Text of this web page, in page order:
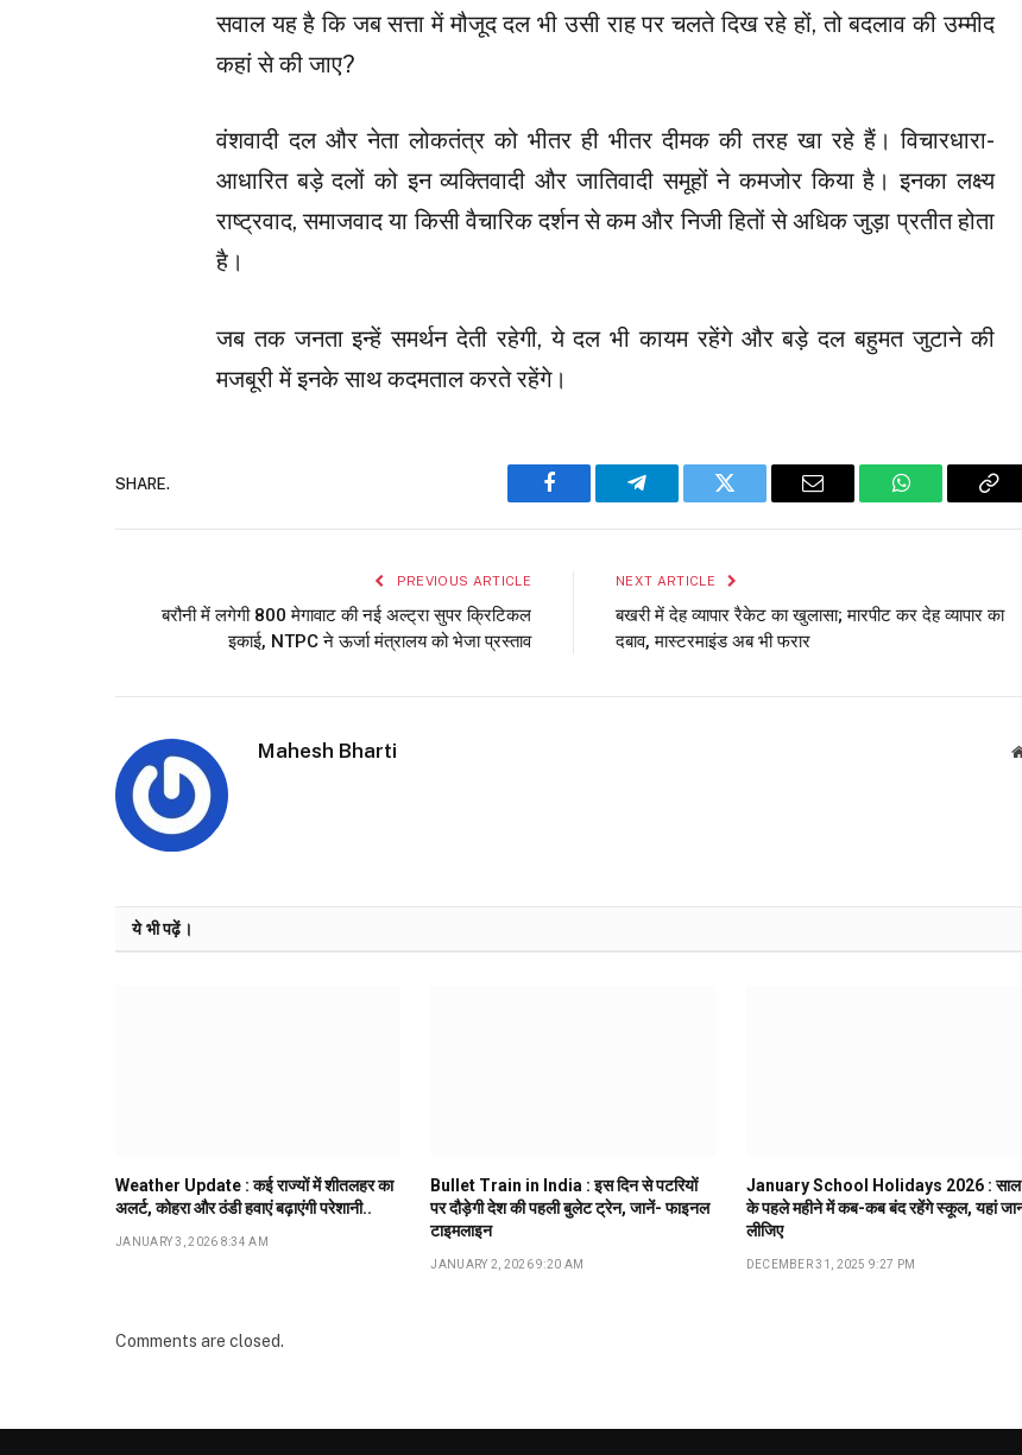
सवाल यह है कि जब सत्ता में मौजूद दल भी उसी राह पर चलते दिख रहे हों, तो बदलाव की उम्मीद
कहां से की जाए?
वंशवादी दल और नेता लोकतंत्र को भीतर ही भीतर दीमक की तरह खा रहे हैं। विचारधारा-
आधारित बड़े दलों को इन व्यक्तिवादी और जातिवादी समूहों ने कमजोर किया है। इनका लक्ष्य
राष्ट्रवाद, समाजवाद या किसी वैचारिक दर्शन से कम और निजी हितों से अधिक जुड़ा प्रतीत होता
है।
जब तक जनता इन्हें समर्थन देती रहेगी, ये दल भी कायम रहेंगे और बड़े दल बहुमत जुटाने की
मजबूरी में इनके साथ कदमताल करते रहेंगे।
SHARE.
Facebook Telegram Twitter Email WhatsApp
PREVIOUS ARTICLE
बरौनी में लगेगी 800 मेगावाट की नई अल्ट्रा सुपर क्रिटिकल
इकाई, NTPC ने ऊर्जा मंत्रालय को भेजा प्रस्ताव
NEXT ARTICLE
बखरी में देह व्यापार रैकेट का खुलासा; मारपीट कर देह व्यापार का
दबाव, मास्टरमाइंड अब भी फरार
Mahesh Bharti
ये भी पढ़ें।
Weather Update : कई राज्यों में शीतलहर का
अलर्ट, कोहरा और ठंडी हवाएं बढ़ाएंगी परेशानी..
JANUARY 3, 2026 8:34 AM
Bullet Train in India : इस दिन से पटरियों
पर दौड़ेगी देश की पहली बुलेट ट्रेन, जानें- फाइनल
टाइमलाइन
JANUARY 2, 2026 9:20 AM
January School Holidays 2026 : साल
के पहले महीने में कब-कब बंद रहेंगे स्कूल, यहां
लीजिए
DECEMBER 31, 2025 9:27 PM
Comments are closed.